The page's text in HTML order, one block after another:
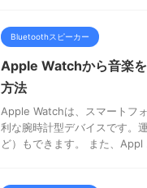
Bluetoothスピーカー
Apple Watchから音楽
方法
Apple Watchは、スマートフ
利な腕時計型デバイスです。
ど）もできます。 また、Appl